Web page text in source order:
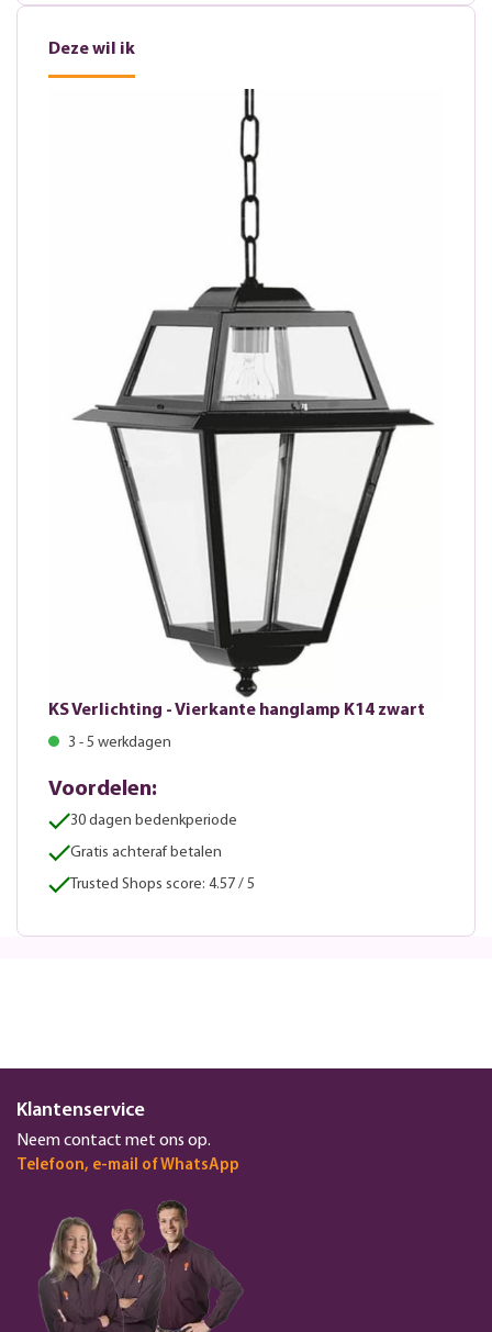
Deze wil ik
KS Verlichting - Vierkante hanglamp K14 zwart
3 - 5 werkdagen
Voordelen:
30 dagen bedenkperiode
Gratis achteraf betalen
Trusted Shops score: 4.57 / 5
Klantenservice
Neem contact met ons op.
Telefoon, e-mail of WhatsApp